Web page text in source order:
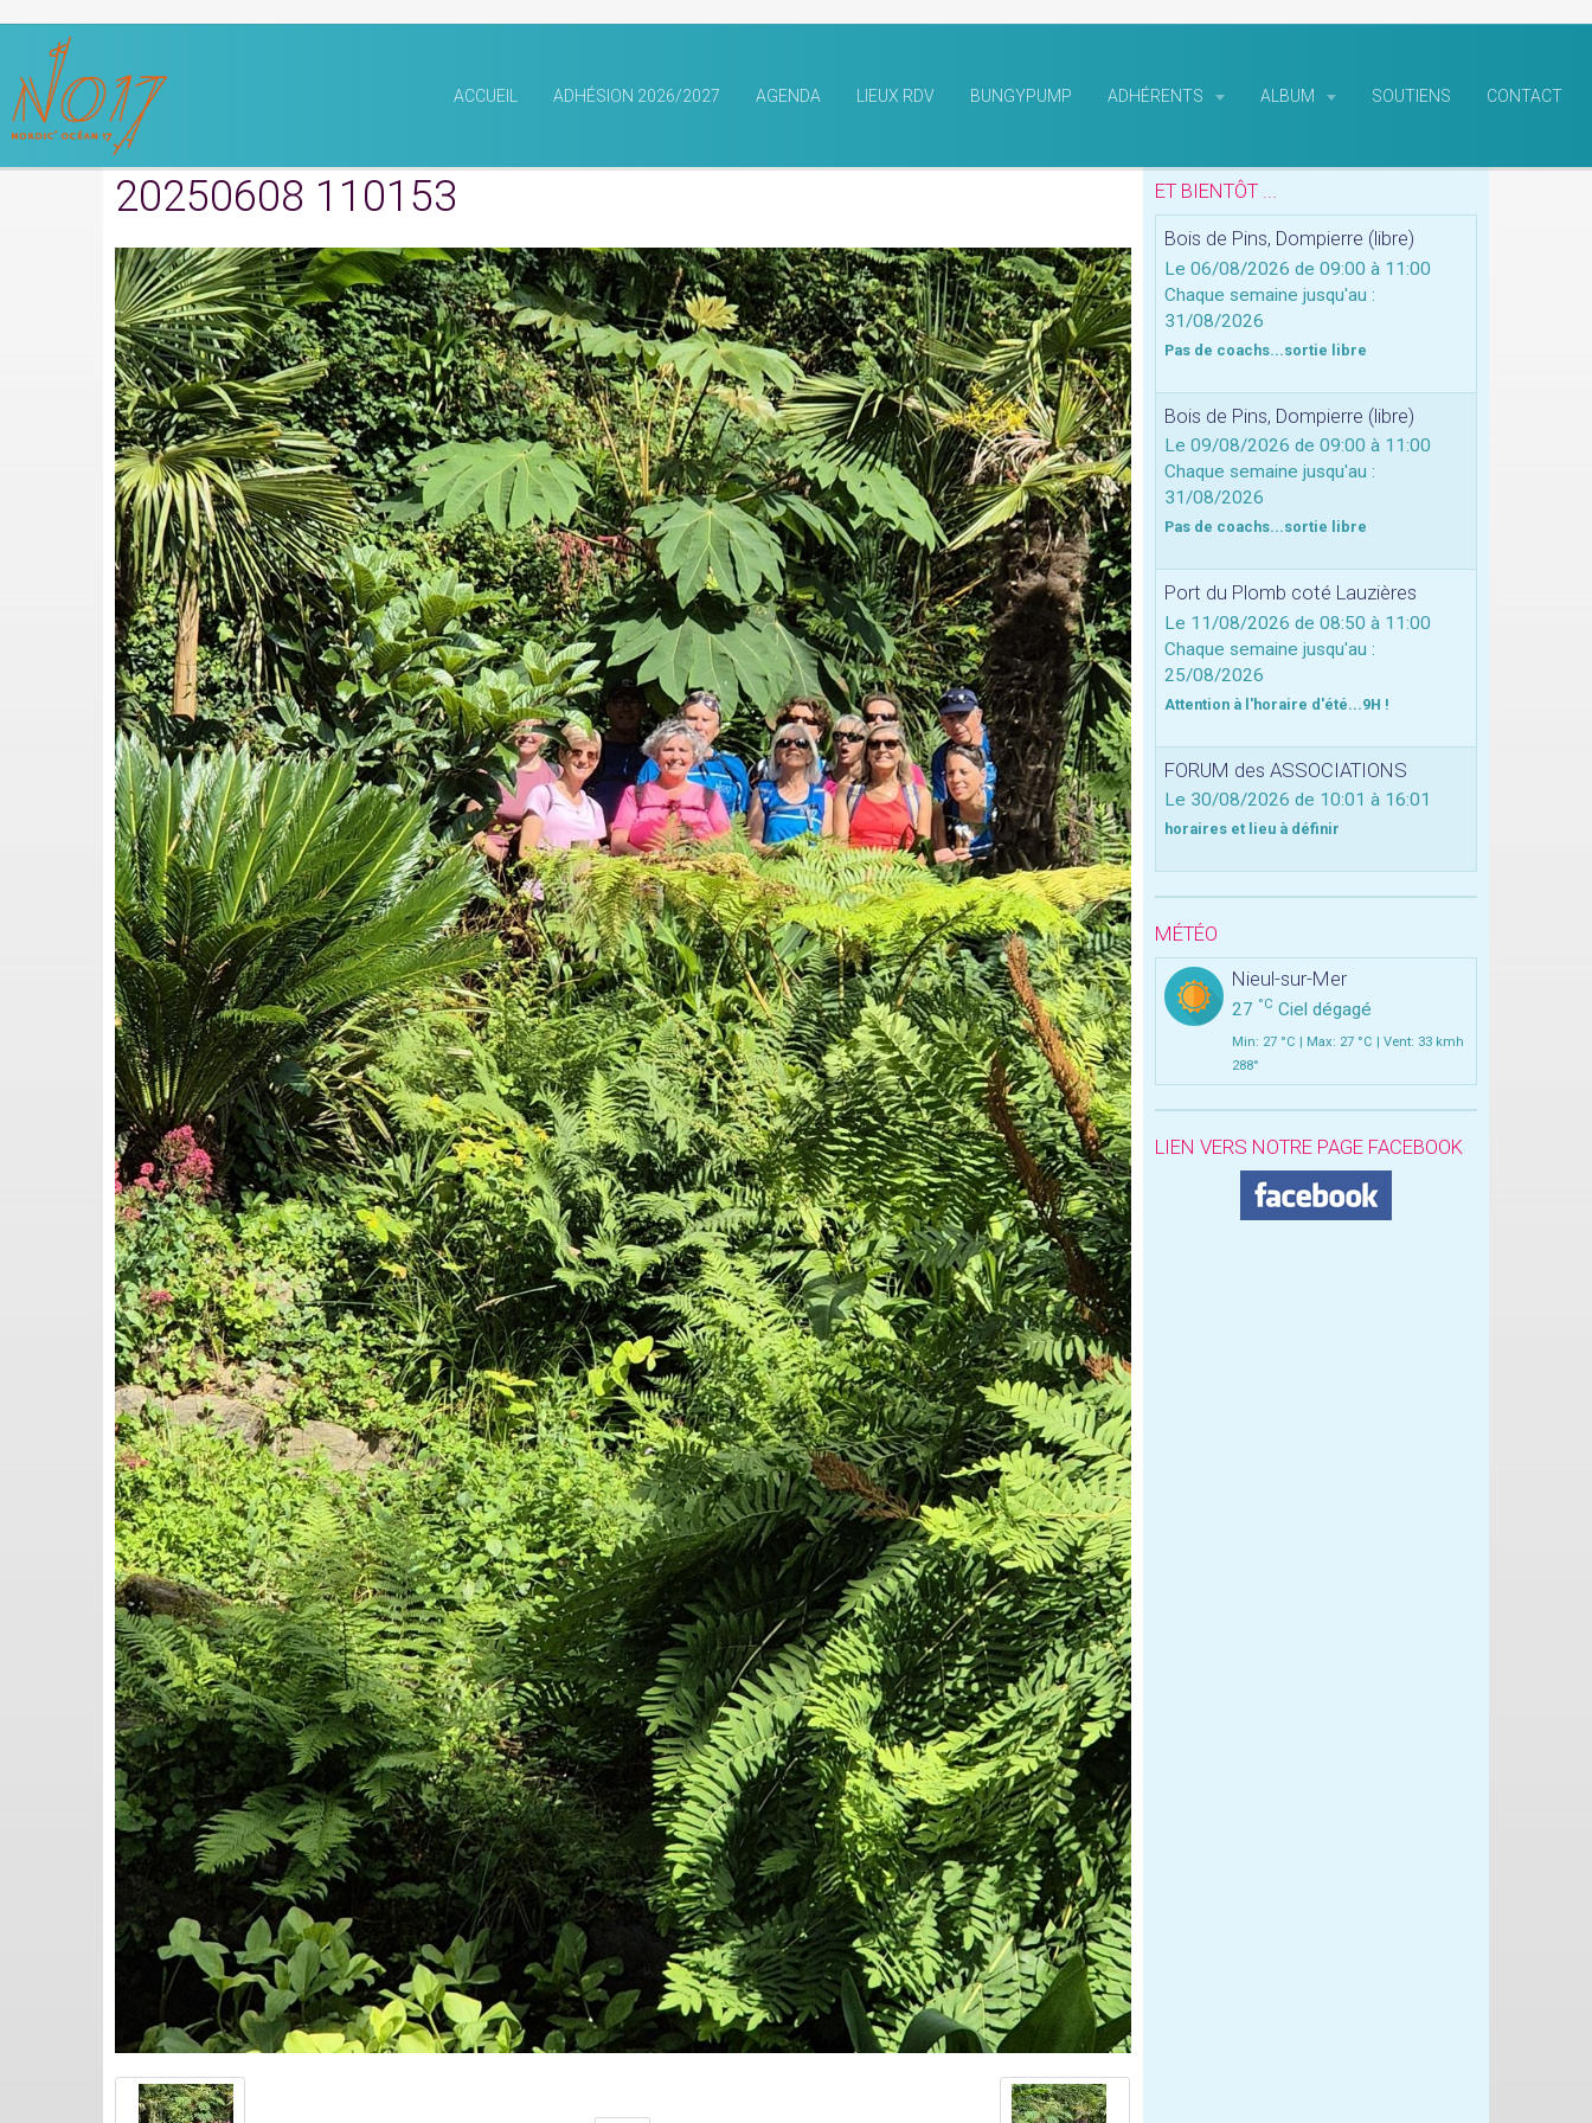
ACCUEIL ADHÉSION 2026/2027 AGENDA LIEUX RDV BUNGYPUMP ADHÉRENTS ALBUM SOUTIENS CONTACT
20250608 110153
ET BIENTÔT ...
Bois de Pins, Dompierre (libre)
Le 06/08/2026 de 09:00 à 11:00
Chaque semaine jusqu'au :
31/08/2026
Pas de coachs...sortie libre
Bois de Pins, Dompierre (libre)
Le 09/08/2026 de 09:00 à 11:00
Chaque semaine jusqu'au :
31/08/2026
Pas de coachs...sortie libre
Port du Plomb coté Lauzières
Le 11/08/2026 de 08:50 à 11:00
Chaque semaine jusqu'au :
25/08/2026
Attention à l'horaire d'été...9H !
FORUM des ASSOCIATIONS
Le 30/08/2026 de 10:01 à 16:01
horaires et lieu à définir
MÉTÉO
Nieul-sur-Mer
27 °C Ciel dégagé
Min: 27 °C | Max: 27 °C | Vent: 33 kmh
288°
LIEN VERS NOTRE PAGE FACEBOOK